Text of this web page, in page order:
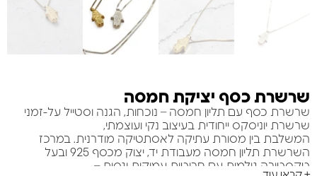
שרשרת כסף יציקת חמסה
שרשרת כסף עם תליון חמסה – נוכחות, הגנה וסטייל על-זמני
שרשרת יוניסקס ייחודית בעיצוב נקי ועוצמתי,
המשלבת בין מסורת עתיקה לאסתטיקה מודרנית. במרכז
השרשרת תליון חמסה מעבודת יד, יצוק מכסף 925 ובעל
טקסטורה גולמית עם חריטות עמוקות וגסות –